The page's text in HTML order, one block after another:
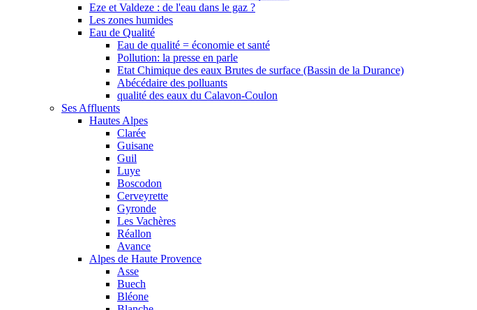
Eze et Valdeze : de l'eau dans le gaz ?
Les zones humides
Eau de Qualité
Eau de qualité = économie et santé
Pollution: la presse en parle
Etat Chimique des eaux Brutes de surface (Bassin de la Durance)
Abécédaire des polluants
qualité des eaux du Calavon-Coulon
Ses Affluents
Hautes Alpes
Clarée
Guisane
Guil
Luye
Boscodon
Cerveyrette
Gyronde
Les Vachères
Réallon
Avance
Alpes de Haute Provence
Asse
Buech
Bléone